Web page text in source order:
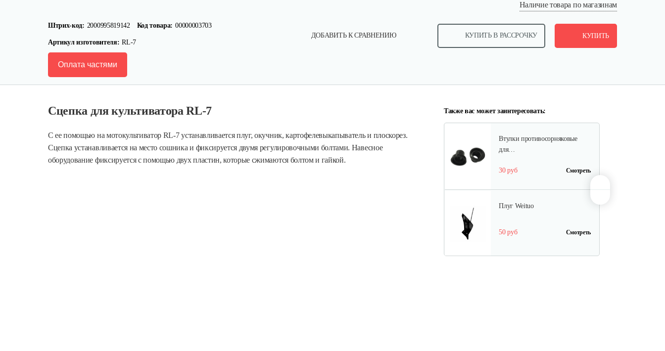
Наличие товара по магазинам
Штрих-код: 2000995819142 Код товара: 00000003703
Артикул изготовителя: RL-7
ДОБАВИТЬ К СРАВНЕНИЮ КУПИТЬ В РАССРОЧКУ КУПИТЬ
Оплата частями
Сцепка для культиватора RL-7
С ее помощью на мотокультиватор RL-7 устанавливается плуг, окучник, картофелевыкапыватель и плоскорез.
Сцепка устанавливается на место сошника и фиксируется двумя регулировочными болтами. Навесное
оборудование фиксируется с помощью двух пластин, которые сжимаются болтом и гайкой.
Также вас может заинтересовать:
Окучник к МК Тарпан
Втулки противосорняковые
для…
30 руб Смотреть
Плуг Weituo
50 руб Смотреть